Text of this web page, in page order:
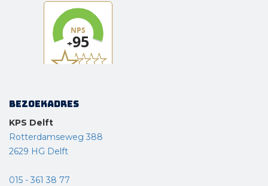
Bezoekadres
KPS Delft
Rotterdamseweg 388
2629 HG Delft
015 - 361 38 77